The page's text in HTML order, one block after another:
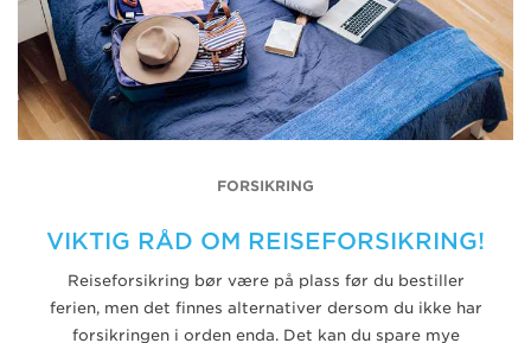
FORSIKRING
VIKTIG RÅD OM REISEFORSIKRING!
Reiseforsikring bør være på plass før du bestiller
ferien, men det finnes alternativer dersom du ikke har
forsikringen i orden enda. Det kan du spare mye